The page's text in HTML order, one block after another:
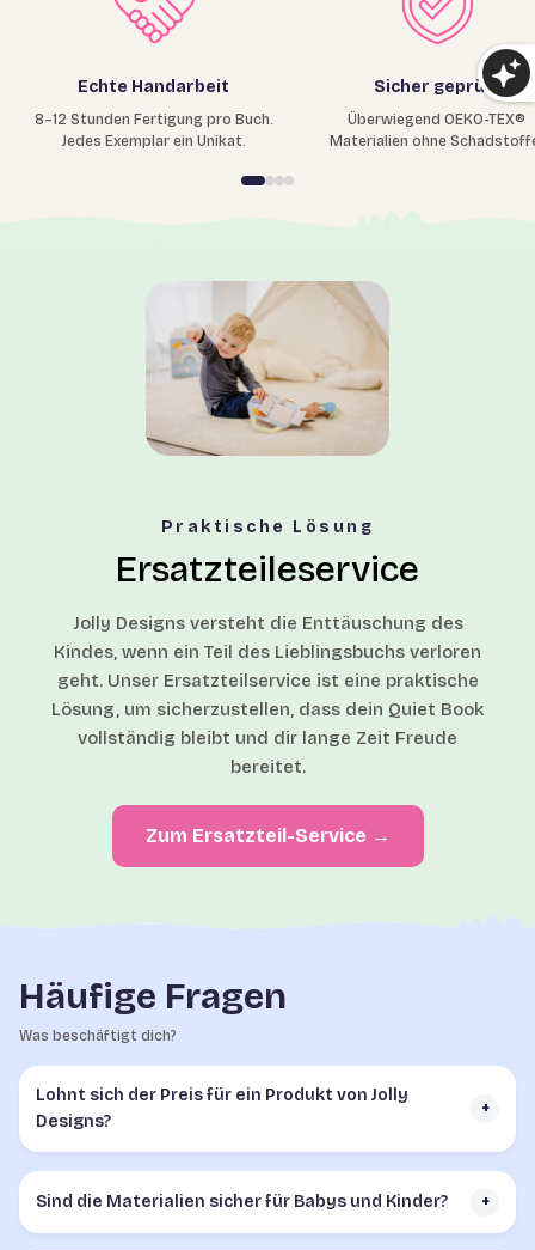
Echte Handarbeit
8–12 Stunden Fertigung pro Buch.
Jedes Exemplar ein Unikat.
Sicher geprüft
Überwiegend OEKO-TEX®
Materialien ohne
Praktische Lösung
Ersatzteileservice
Jolly Designs versteht die Enttäuschung des
Kindes, wenn ein Teil des Lieblingsbuchs verloren
geht. Unser Ersatzteilservice ist eine praktische
Lösung, um sicherzustellen, dass dein Quiet Book
vollständig bleibt und dir lange Zeit Freude
bereitet.
Zum Ersatzteil-Service →
Häufige Fragen
Was beschäftigt dich?
Lohnt sich der Preis für ein Produkt von Jolly
Designs?
+
Sind die Materialien sicher für Babys und Kinder? +